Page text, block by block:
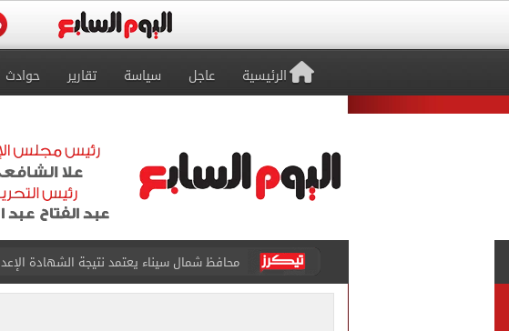
الرئيسية عاجل سياسة تقارير حوادث
محافظ شمال سيناء يعتمد نتيجة الشهادة
رئيس الوزراء يتفقد الوحدة المتنقلة
بعد وفاة شقيقه بالمرض.. هانتر بايدن يعيش